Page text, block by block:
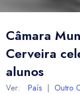
Notícias
Concelhos
Distrito
País
Sobre
As nossas
Perguntas
Câmara
Cerveira
alunos
Ver: País | Outro